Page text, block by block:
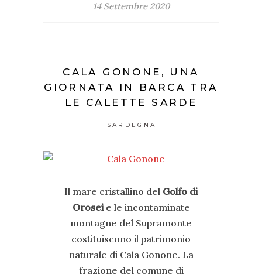
14 Settembre 2020
CALA GONONE, UNA
GIORNATA IN BARCA TRA
LE CALETTE SARDE
SARDEGNA
Il mare cristallino del Golfo di
Oroseie le incontaminate
montagne del Supramonte
costituiscono il patrimonio
naturale di Cala Gonone. La
frazione del comune di